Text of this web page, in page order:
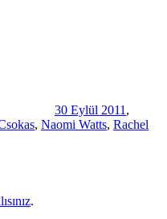
30 Eylül 2011 ,
, Naomi Watts, Rachel
.